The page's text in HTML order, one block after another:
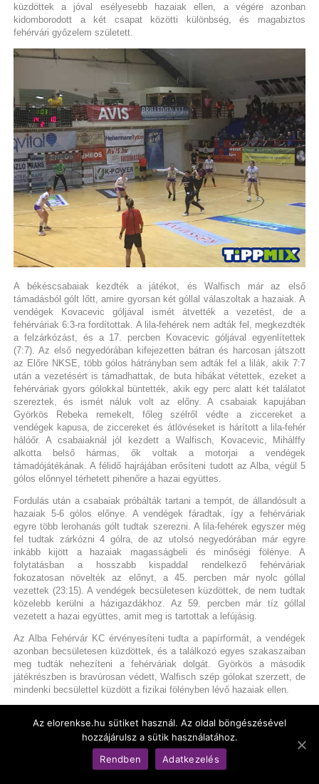
küzdöttek a jóval esélyesebb hazaiak ellen, a végére azonban
kidomborodott a két csapat közötti különbség, és magabiztos
fehérvári győzelem született.
A békéscsabaiak kezdték a játékot, és Walfisch már az első
támadásból gólt lőtt, amire gyorsan két góllal válaszoltak a hazaiak. A
vendégek Kovacevic góljával ismét átvették a vezetést, de a
fehérváriak 6:3-ra fordítottak. A lila-fehérek nem adták fel, megkezdték
a felzárkózást, és a 17. percben Kovacevic góljával egyenlítettek
(7:7). Az első negyedórában kifejezetten bátran és harcosan játszott
az Előre NKSE, több gólos hátrányban sem adták fel a lilák, akik 7:7
után a vezetésért is támadhattak, de buta hibákat vétettek, ezeket a
fehérváriak gyors gólokkal büntették, akik egy perc alatt két találatot
szereztek, és ismét náluk volt az előny. A csabaiak kapujában
Györkös Rebeka remekelt, főleg szélről védte a ziccereket a
vendégek kapusa, de ziccereket és átlövéseket is hárított a lila-fehér
hálóőr. A csabaiaknál jól kezdett a Walfisch, Kovacevic, Mihálffy
alkotta belső hármas, ők voltak a motorjai a vendégek
támadójátékának. A félidő hajrájában erősíteni tudott az Alba, végül 5
gólos előnnyel térhetett pihenőre a hazai együttes.
Fordulás után a csabaiak próbálták tartani a tempót, de állandósult a
hazaiak 5-6 gólos előnye. A vendégek fáradtak, így a fehérváriak
egyre több lerohanás gólt tudtak szerezni. A lila-fehérek egyszer még
fel tudtak zárkózni 4 gólra, de az utolsó negyedórában már egyre
inkább kijött a hazaiak magasságbeli és minőségi fölénye. A
folytatásban a hosszabb kispaddal rendelkező fehérváriak
fokozatosan növelték az előnyt, a 45. percben már nyolc góllal
vezettek (23:15). A vendégek becsületesen küzdöttek, de nem tudtak
közelebb kerülni a házigazdákhoz. Az 59. percben már tíz góllal
vezetett a hazai együttes, amit meg is tartottak a lefújásig.
Az Alba Fehérvár KC érvényesíteni tudta a papírformát, a vendégek
azonban becsületesen küzdöttek, és a találkozó egyes szakaszaiban
meg tudták nehezíteni a fehérváriak dolgát. Györkös a második
játékrészben is bravúrosan védett, Walfisch szép gólokat szerzett, de
mindenki becsülettel küzdött a fizikai fölényben lévő hazaiak ellen.
akadtak nagyon jó periódusaink, tizenegy labdaszerzésünk volt, de
ezekből sokat eladtunk, és ezért nem is tudtunk nagyobb előnyhöz
jutni. A szünet után az volt a kérésem, hogy mindenképpen a
védekezésből gyorsan indítsunk, és erőltessük az egy egyeket.
Az elorenkse.hu sütiket használ. Az oldal böngészésével
hozzájárulsz a sütik használatához.
Rendben
Adatkezelés